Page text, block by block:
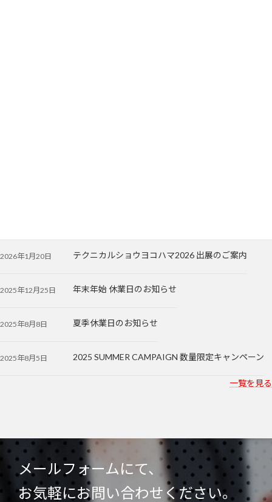
テクニカルショウヨコハマ2026 出展のご案内
2026年1月20日
年末年始 休業日のお知らせ
2025年12月25日
夏季休業日のお知らせ
2025年8月8日
2025 SUMMER CAMPAIGN 数量限定キャンペーン
2025年8月5日
一覧を見る
メールフォームにて、
お気軽にお問い合わせください。